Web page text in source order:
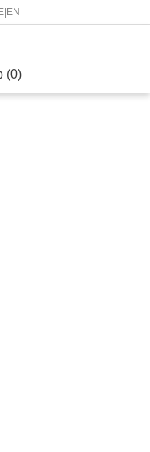
| EN
(0)